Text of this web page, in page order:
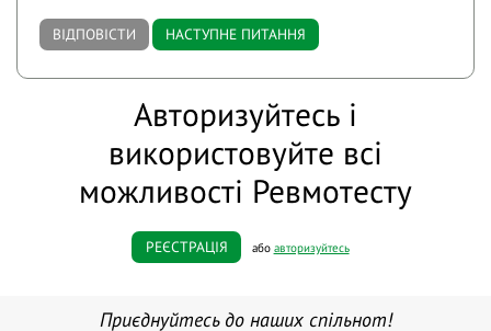
ВІДПОВІСТИ НАСТУПНЕ ПИТАННЯ
Авторизуйтесь і
використовуйте всі
можливості Ревмотесту
РЕЄСТРАЦІЯ або авторизуйтесь
Приєднуйтесь до наших спільнот!